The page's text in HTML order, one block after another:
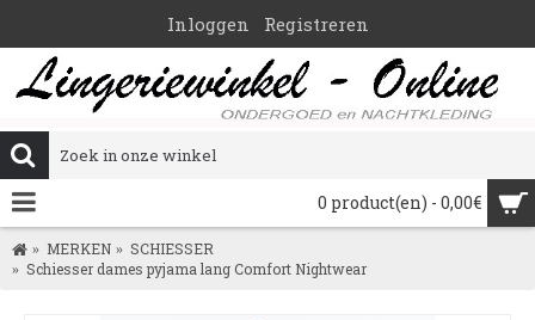
Inloggen Registreren
0 product(en) - 0,00€
MERKEN
SCHIESSER
Schiesser dames pyjama lang Comfort Nightwear